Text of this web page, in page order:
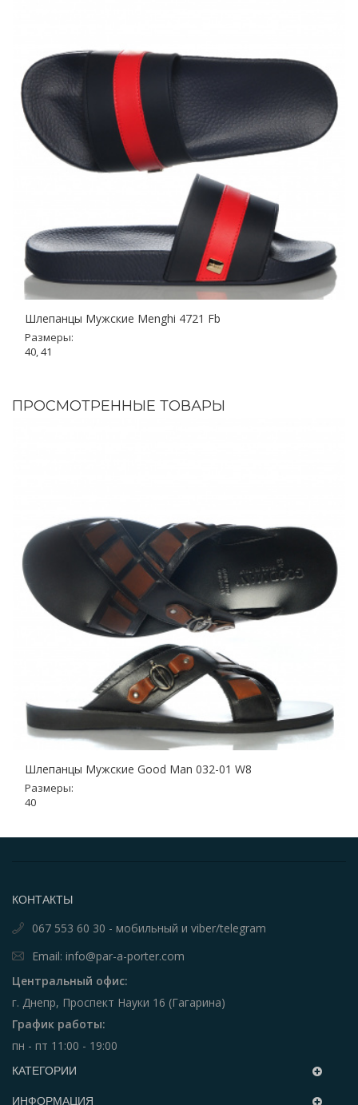
Шлепанцы Мужские Menghi 4721 Fb
Размеры:
40, 41
ПРОСМОТРЕННЫЕ ТОВАРЫ
Шлепанцы Мужские Good Man 032-01 W8
Размеры:
40
КОНТАКТЫ
067 553 60 30 - мобильный и viber/telegram
Email: info@par-a-porter.com
Центральный офис:
г. Днепр, Проспект Науки 16 (Гагарина)
График работы:
пн - пт 11:00 - 19:00
КАТЕГОРИИ
ИНФОРМАЦИЯ